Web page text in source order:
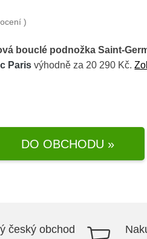
)
bouclé podnožka Saint-
Paris výhodně za 20 290 Kč.
DO OBCHODU »
český obchod